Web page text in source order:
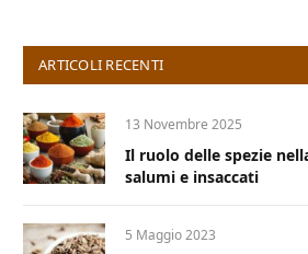
ARTICOLI RECENTI
13 Novembre 2025
Il ruolo delle spezie
salumi e insaccati
5 Maggio 2023